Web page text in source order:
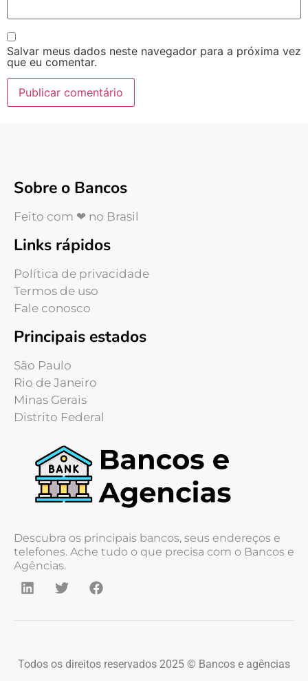
Salvar meus dados neste navegador para a próxima vez
que eu comentar.
Sobre o Bancos
Feito com ❤ no Brasil
Links rápidos
Política de privacidade
Termos de uso
Fale conosco
Principais estados
São Paulo
Rio de Janeiro
Minas Gerais
Distrito Federal
Descubra os principais bancos, seus endereços e
telefones. Ache tudo o que precisa com o Bancos e
Agências.
Todos os direitos reservados 2025 © Bancos e agências